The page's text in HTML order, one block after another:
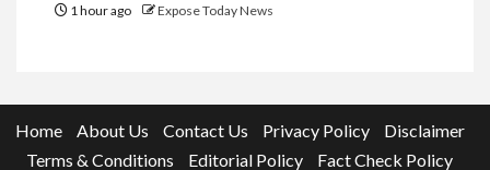
1 hour ago Expose Today News
Home About Us Contact Us Privacy Policy
Disclaimer
Terms & Conditions
Editorial Policy Fact Check Policy